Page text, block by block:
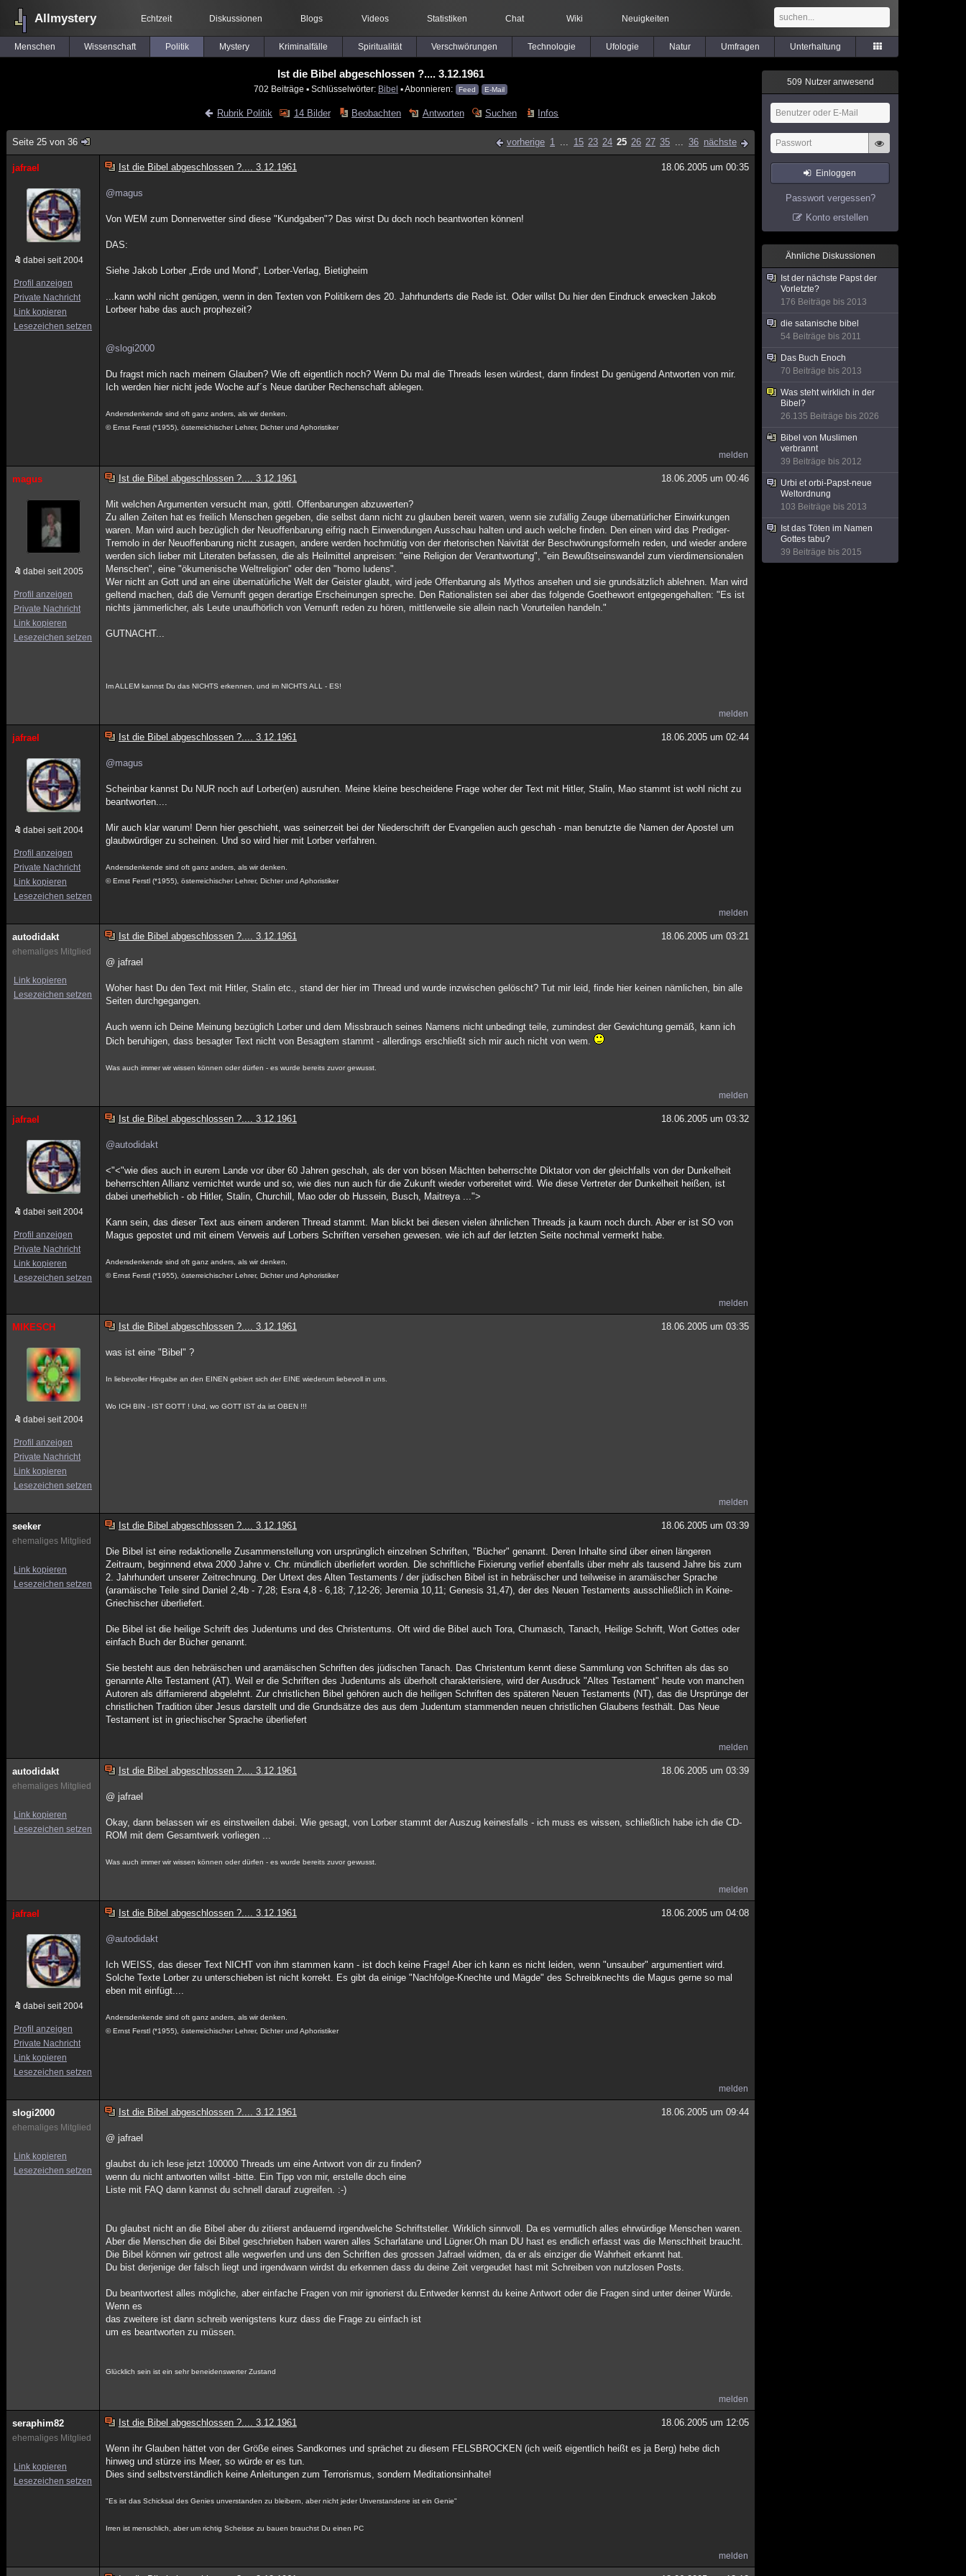
Allmystery Echtzeit Diskussionen Blogs Videos Statistiken Chat Wiki Neuigkeiten
Menschen Wissenschaft Politik Mystery Kriminalfälle Spiritualität Verschwörungen Technologie Ufologie Natur Umfragen Unterhaltung
Ist die Bibel abgeschlossen ?.... 3.12.1961
702 Beiträge ▪ Schlüsselwörter: Bibel ▪ Abonnieren: Feed E-Mail
Rubrik Politik 14 Bilder Beobachten Antworten Suchen Infos
Seite 25 von 36 vorherige 1 ... 15 23 24 25 26 27 35 ... 36 nächste
jafrael
dabei seit 2004
Profil anzeigen
Private Nachricht
Link kopieren
Lesezeichen setzen
Ist die Bibel abgeschlossen ?.... 3.12.1961 18.06.2005 um 00:35
@magus
Von WEM zum Donnerwetter sind diese "Kundgaben"? Das wirst Du doch noch beantworten können!
DAS:
Siehe Jakob Lorber „Erde und Mond“, Lorber-Verlag, Bietigheim
...kann wohl nicht genügen, wenn in den Texten von Politikern des 20. Jahrhunderts die Rede ist. Oder willst Du hier den Eindruck erwecken Jakob
Lorbeer habe das auch prophezeit?
@slogi2000
Du fragst mich nach meinem Glauben? Wie oft eigentlich noch? Wenn Du mal die Threads lesen würdest, dann findest Du genügend Antworten von mir.
Ich werden hier nicht jede Woche auf´s Neue darüber Rechenschaft ablegen.
Andersdenkende sind oft ganz anders, als wir denken.
© Ernst Ferstl (*1955), österreichischer Lehrer, Dichter und Aphoristiker
melden
magus
dabei seit 2005
Profil anzeigen
Private Nachricht
Link kopieren
Lesezeichen setzen
Ist die Bibel abgeschlossen ?.... 3.12.1961 18.06.2005 um 00:46
Mit welchen Argumenten versucht man, göttl. Offenbarungen abzuwerten?
Zu allen Zeiten hat es freilich Menschen gegeben, die selbst dann nicht zu glauben bereit waren, wenn sie zufällig Zeuge übernatürlicher Einwirkungen
waren. Man wird auch bezüglich der Neuoffenbarung eifrig nach Einwendungen Ausschau halten und auch welche finden. Den einen wird das Prediger-
Tremolo in der Neuoffenbarung nicht zusagen, andere werden hochmütig von der rhetorischen Naivität der Beschwörungsformeln reden, und wieder andere
werden sich lieber mit Literaten befassen, die als Heilmittel anpreisen: "eine Religion der Verantwortung", "ein Bewußtseinswandel zum vierdimensionalen
Menschen", eine "ökumenische Weltreligion" oder den "homo ludens".
Wer nicht an Gott und an eine übernatürliche Welt der Geister glaubt, wird jede Offenbarung als Mythos ansehen und sie grundsätzlich ablehnen. Man wird
geltend machen, daß die Vernunft gegen derartige Erscheinungen spreche. Den Rationalisten sei aber das folgende Goethewort entgegengehalten: "Es ist
nichts jämmerlicher, als Leute unaufhörlich von Vernunft reden zu hören, mittlerweile sie allein nach Vorurteilen handeln."
GUTNACHT...
Im ALLEM kannst Du das NICHTS erkennen, und im NICHTS ALL - ES!
melden
jafrael
dabei seit 2004
Profil anzeigen
Private Nachricht
Link kopieren
Lesezeichen setzen
Ist die Bibel abgeschlossen ?.... 3.12.1961 18.06.2005 um 02:44
@magus
Scheinbar kannst Du NUR noch auf Lorber(en) ausruhen. Meine kleine bescheidene Frage woher der Text mit Hitler, Stalin, Mao stammt ist wohl nicht zu
beantworten....
Mir auch klar warum! Denn hier geschieht, was seinerzeit bei der Niederschrift der Evangelien auch geschah - man benutzte die Namen der Apostel um
glaubwürdiger zu scheinen. Und so wird hier mit Lorber verfahren.
Andersdenkende sind oft ganz anders, als wir denken.
© Ernst Ferstl (*1955), österreichischer Lehrer, Dichter und Aphoristiker
melden
autodidakt
ehemaliges Mitglied
Link kopieren
Lesezeichen setzen
Ist die Bibel abgeschlossen ?.... 3.12.1961 18.06.2005 um 03:21
@ jafrael
Woher hast Du den Text mit Hitler, Stalin etc., stand der hier im Thread und wurde inzwischen gelöscht? Tut mir leid, finde hier keinen nämlichen, bin alle
Seiten durchgegangen.
Auch wenn ich Deine Meinung bezüglich Lorber und dem Missbrauch seines Namens nicht unbedingt teile, zumindest der Gewichtung gemäß, kann ich
Dich beruhigen, dass besagter Text nicht von Besagtem stammt - allerdings erschließt sich mir auch nicht von wem.
Was auch immer wir wissen können oder dürfen - es wurde bereits zuvor gewusst.
melden
jafrael
dabei seit 2004
Profil anzeigen
Private Nachricht
Link kopieren
Lesezeichen setzen
Ist die Bibel abgeschlossen ?.... 3.12.1961 18.06.2005 um 03:32
@autodidakt
<"<"wie dies auch in eurem Lande vor über 60 Jahren geschah, als der von bösen Mächten beherrschte Diktator von der gleichfalls von der Dunkelheit
beherrschten Allianz vernichtet wurde und so, wie dies nun auch für die Zukunft wieder vorbereitet wird. Wie diese Vertreter der Dunkelheit heißen, ist
dabei unerheblich - ob Hitler, Stalin, Churchill, Mao oder ob Hussein, Busch, Maitreya ...">
Kann sein, das dieser Text aus einem anderen Thread stammt. Man blickt bei diesen vielen ähnlichen Threads ja kaum noch durch. Aber er ist SO von
Magus gepostet und mit einem Verweis auf Lorbers Schriften versehen gewesen. wie ich auf der letzten Seite nochmal vermerkt habe.
Andersdenkende sind oft ganz anders, als wir denken.
© Ernst Ferstl (*1955), österreichischer Lehrer, Dichter und Aphoristiker
melden
MIKESCH
dabei seit 2004
Profil anzeigen
Private Nachricht
Link kopieren
Lesezeichen setzen
Ist die Bibel abgeschlossen ?.... 3.12.1961 18.06.2005 um 03:35
was ist eine "Bibel" ?
In liebevoller Hingabe an den EINEN gebiert sich der EINE wiederum liebevoll in uns.
Wo ICH BIN - IST GOTT ! Und, wo GOTT IST da ist OBEN !!!
melden
seeker
ehemaliges Mitglied
Link kopieren
Lesezeichen setzen
Ist die Bibel abgeschlossen ?.... 3.12.1961 18.06.2005 um 03:39
Die Bibel ist eine redaktionelle Zusammenstellung von ursprünglich einzelnen Schriften, "Bücher" genannt. Deren Inhalte sind über einen längeren
Zeitraum, beginnend etwa 2000 Jahre v. Chr. mündlich überliefert worden. Die schriftliche Fixierung verlief ebenfalls über mehr als tausend Jahre bis zum
2. Jahrhundert unserer Zeitrechnung. Der Urtext des Alten Testaments / der jüdischen Bibel ist in hebräischer und teilweise in aramäischer Sprache
(aramäische Teile sind Daniel 2,4b - 7,28; Esra 4,8 - 6,18; 7,12-26; Jeremia 10,11; Genesis 31,47), der des Neuen Testaments ausschließlich in Koine-
Griechischer überliefert.
Die Bibel ist die heilige Schrift des Judentums und des Christentums. Oft wird die Bibel auch Tora, Chumasch, Tanach, Heilige Schrift, Wort Gottes oder
einfach Buch der Bücher genannt.
Sie besteht aus den hebräischen und aramäischen Schriften des jüdischen Tanach. Das Christentum kennt diese Sammlung von Schriften als das so
genannte Alte Testament (AT). Weil er die Schriften des Judentums als überholt charakterisiere, wird der Ausdruck "Altes Testament" heute von manchen
Autoren als diffamierend abgelehnt. Zur christlichen Bibel gehören auch die heiligen Schriften des späteren Neuen Testaments (NT), das die Ursprünge der
christlichen Tradition über Jesus darstellt und die Grundsätze des aus dem Judentum stammenden neuen christlichen Glaubens festhält. Das Neue
Testament ist in griechischer Sprache überliefert
melden
autodidakt
ehemaliges Mitglied
Link kopieren
Lesezeichen setzen
Ist die Bibel abgeschlossen ?.... 3.12.1961 18.06.2005 um 03:39
@ jafrael
Okay, dann belassen wir es einstweilen dabei. Wie gesagt, von Lorber stammt der Auszug keinesfalls - ich muss es wissen, schließlich habe ich die CD-
ROM mit dem Gesamtwerk vorliegen ...
Was auch immer wir wissen können oder dürfen - es wurde bereits zuvor gewusst.
melden
jafrael
dabei seit 2004
Profil anzeigen
Private Nachricht
Link kopieren
Lesezeichen setzen
Ist die Bibel abgeschlossen ?.... 3.12.1961 18.06.2005 um 04:08
@autodidakt
Ich WEISS, das dieser Text NICHT von ihm stammen kann - ist doch keine Frage! Aber ich kann es nicht leiden, wenn "unsauber" argumentiert wird.
Solche Texte Lorber zu unterschieben ist nicht korrekt. Es gibt da einige "Nachfolge-Knechte und Mägde" des Schreibknechts die Magus gerne so mal
eben mit einfügt....
Andersdenkende sind oft ganz anders, als wir denken.
© Ernst Ferstl (*1955), österreichischer Lehrer, Dichter und Aphoristiker
melden
slogi2000
ehemaliges Mitglied
Link kopieren
Lesezeichen setzen
Ist die Bibel abgeschlossen ?.... 3.12.1961 18.06.2005 um 09:44
@ jafrael
glaubst du ich lese jetzt 100000 Threads um eine Antwort von dir zu finden?
wenn du nicht antworten willst -bitte. Ein Tipp von mir, erstelle doch eine
Liste mit FAQ dann kannst du schnell darauf zugreifen. :-)
Du glaubst nicht an die Bibel aber du zitierst andauernd irgendwelche Schriftsteller. Wirklich sinnvoll. Da es vermutlich alles ehrwürdige Menschen waren.
Aber die Menschen die dei Bibel geschrieben haben waren alles Scharlatane und Lügner.Oh man DU hast es endlich erfasst was die Menschheit braucht.
Die Bibel können wir getrost alle wegwerfen und uns den Schriften des grossen Jafrael widmen, da er als einziger die Wahrheit erkannt hat.
Du bist derjenige der falsch liegt und irgendwann wirdst du erkennen dass du deine Zeit vergeudet hast mit Schreiben von nutzlosen Posts.
Du beantwortest alles mögliche, aber einfache Fragen von mir ignorierst du.Entweder kennst du keine Antwort oder die Fragen sind unter deiner Würde.
Wenn es
das zweitere ist dann schreib wenigstens kurz dass die Frage zu einfach ist
um es beantworten zu müssen.
Glücklich sein ist ein sehr beneidenswerter Zustand
melden
seraphim82
ehemaliges Mitglied
Link kopieren
Lesezeichen setzen
Ist die Bibel abgeschlossen ?.... 3.12.1961 18.06.2005 um 12:05
Wenn ihr Glauben hättet von der Größe eines Sandkornes und sprächet zu diesem FELSBROCKEN (ich weiß eigentlich heißt es ja Berg) hebe dich
hinweg und stürze ins Meer, so würde er es tun.
Dies sind selbstverständlich keine Anleitungen zum Terrorismus, sondern Meditationsinhalte!
"Es ist das Schicksal des Genies unverstanden zu bleibern, aber nicht jeder Unverstandene ist ein Genie"
Irren ist menschlich, aber um richtig Scheisse zu bauen brauchst Du einen PC
melden
509 Nutzer anwesend
Einloggen
Passwort vergessen?
Konto erstellen
Ähnliche Diskussionen
Ist der nächste Papst der
Vorletzte?
176 Beiträge bis 2013
die satanische bibel
54 Beiträge bis 2011
Das Buch Enoch
70 Beiträge bis 2013
Was steht wirklich in der
Bibel?
26.135 Beiträge bis 2026
Bibel von Muslimen
verbrannt
39 Beiträge bis 2012
Urbi et orbi-Papst-neue
Weltordnung
103 Beiträge bis 2013
Ist das Töten im Namen
Gottes tabu?
39 Beiträge bis 2015